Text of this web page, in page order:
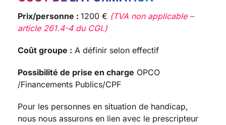
Prix/personne : 1200 € (TVA non applicable –
article 261.4-4 du CGI.)
Coût groupe : A définir selon effectif
Possibilité de prise en charge OPCO
/Financements Publics/CPF
Pour les personnes en situation de handicap,
nous nous assurons en lien avec le prescripteur